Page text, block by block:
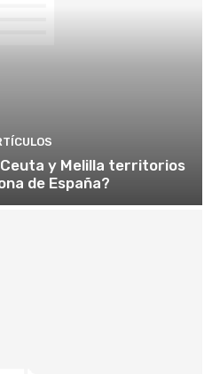
Ceuta y Melilla territorios
de España?